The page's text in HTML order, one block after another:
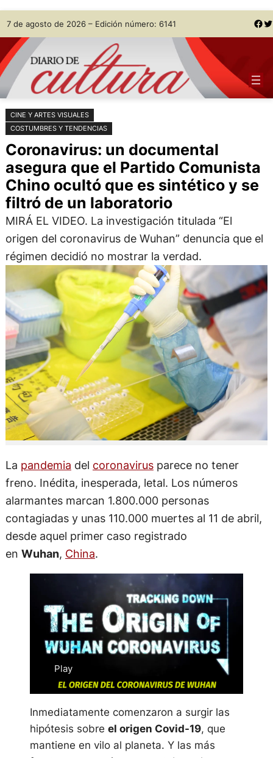
Saltar
al
contenido
Skip
to
content
7 de agosto de 2026 – Edición número: 6141 Facebook Twitter
CINE Y ARTES VISUALES
COSTUMBRES Y TENDENCIAS
Coronavirus: un documental
asegura que el Partido Comunista
Chino ocultó que es sintético y se
filtró de un laboratorio
MIRÁ EL VIDEO. La investigación titulada “El
origen del coronavirus de Wuhan” denuncia que el
régimen decidió no mostrar la verdad.
La pandemia del coronavirusparece no tener
freno. Inédita, inesperada, letal. Los números
alarmantes marcan 1.800.000 personas
contagiadas y unas 110.000 muertes al 11 de abril,
desde aquel primer caso registrado
en Wuhan, China.
Inmediatamente comenzaron a surgir las
hipótesis sobre el origen Covid-19, que
mantiene en vilo al planeta. Y las más